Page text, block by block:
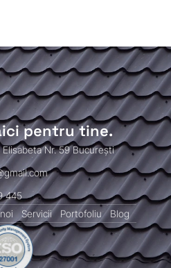
pentru tine.
Elisabeta Nr. 59 București
445
Servicii Portofoliu Blog